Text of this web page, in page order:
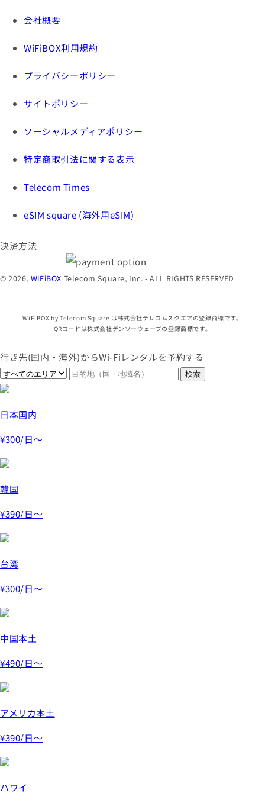
会社概要
WiFiBOX利用規約
プライバシーポリシー
サイトポリシー
ソーシャルメディアポリシー
特定商取引法に関する表示
Telecom Times
eSIM square (海外用eSIM)
決済方法
© 2026, WiFiBOX Telecom Square, Inc. - ALL RIGHTS RESERVED
WiFiBOX by Telecom Square は株式会社テレコムスクエアの登録商標です。
QRコードは株式会社デンソーウェーブの登録商標です。
行き先(国内・海外)からWi-Fiレンタルを予約する
日本国内
¥300/日～
韓国
¥390/日～
台湾
¥300/日～
中国本土
¥490/日～
アメリカ本土
¥390/日～
ハワイ